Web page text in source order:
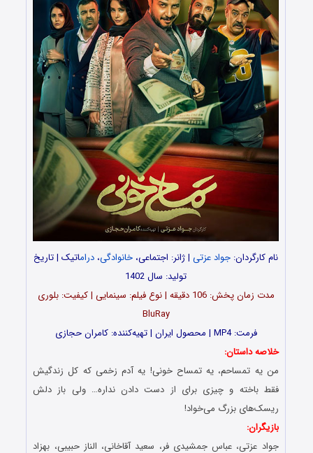
نام کارگردان: جواد عزتی | ژانر: اجتماعی، خانوادگی، دراماتیک | تاریخ
تولید: سال 1402
مدت‌‌ زمان پخش: 106 دقیقه | نوع فیلم: سینمایی | کیفیت: بلوری
BluRay
فرمت: MP4 | محصول ایران | تهیه‎‌کننده: کامران حجازی
خلاصه داستان:
من یه تمساحم، یه تمساح خونی‌! یه آدم زخمی که کل زندگیش
فقط باخته و چیزی برای از دست‌ دادن نداره… ولی باز دلش
ریسک‌های بزرگ می‌خواد!
بازیگران:
جواد عزتی، عباس جمشیدی فر، سعید آقاخانی، الناز حبیبی، بهزاد